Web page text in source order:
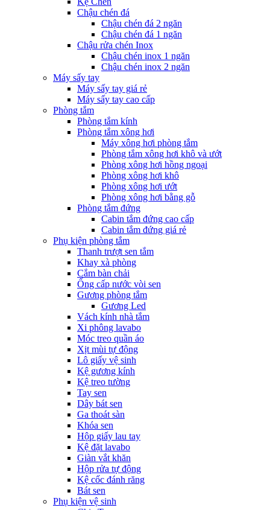
Chậu chén đá
Chậu chén đá 2 ngăn
Chậu chén đá 1 ngăn
Chậu rửa chén Inox
Chậu chén inox 1 ngăn
Chậu chén inox 2 ngăn
Máy sấy tay
Máy sấy tay giá rẻ
Máy sấy tay cao cấp
Phòng tắm
Phòng tắm kính
Phòng tắm xông hơi
Máy xông hơi phòng tắm
Phòng tắm xông hơi khô và ướt
Phòng xông hơi hồng ngoại
Phòng xông hơi khô
Phòng xông hơi ướt
Phòng xông hơi bằng gỗ
Phòng tắm đứng
Cabin tắm đứng cao cấp
Cabin tắm đứng giá rẻ
Phụ kiện phòng tắm
Thanh trượt sen tắm
Khay xà phòng
Cắm bàn chải
Ống cấp nước vòi sen
Gương phòng tắm
Gương Led
Vách kính nhà tắm
Xi phông lavabo
Móc treo quần áo
Xịt mùi tự động
Lô giấy vệ sinh
Kệ gương kính
Kệ treo tường
Tay sen
Dây bát sen
Ga thoát sàn
Khóa sen
Hộp giấy lau tay
Kệ đặt lavabo
Giàn vắt khăn
Hộp rửa tự động
Kệ cốc đánh răng
Bát sen
Phụ kiện vệ sinh